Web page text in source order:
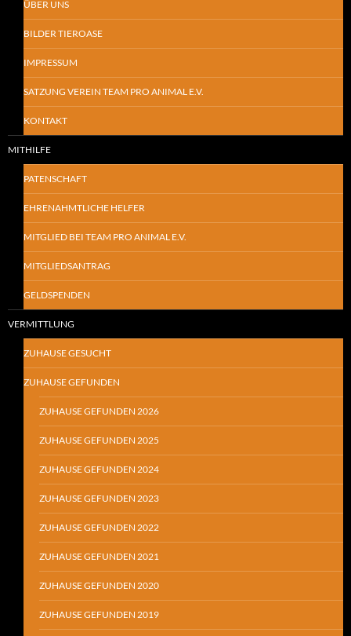
ÜBER UNS
BILDER TIEROASE
IMPRESSUM
SATZUNG VEREIN TEAM PRO ANIMAL E.V.
KONTAKT
MITHILFE
PATENSCHAFT
EHRENAHMTLICHE HELFER
MITGLIED BEI TEAM PRO ANIMAL E.V.
MITGLIEDSANTRAG
GELDSPENDEN
VERMITTLUNG
ZUHAUSE GESUCHT
ZUHAUSE GEFUNDEN
ZUHAUSE GEFUNDEN 2026
ZUHAUSE GEFUNDEN 2025
ZUHAUSE GEFUNDEN 2024
ZUHAUSE GEFUNDEN 2023
ZUHAUSE GEFUNDEN 2022
ZUHAUSE GEFUNDEN 2021
ZUHAUSE GEFUNDEN 2020
ZUHAUSE GEFUNDEN 2019